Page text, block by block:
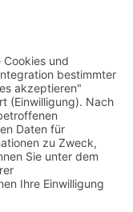
Ihrer
von
mit ihrer
unser
Ihnen
ihren
Standorten.
Familie, indem